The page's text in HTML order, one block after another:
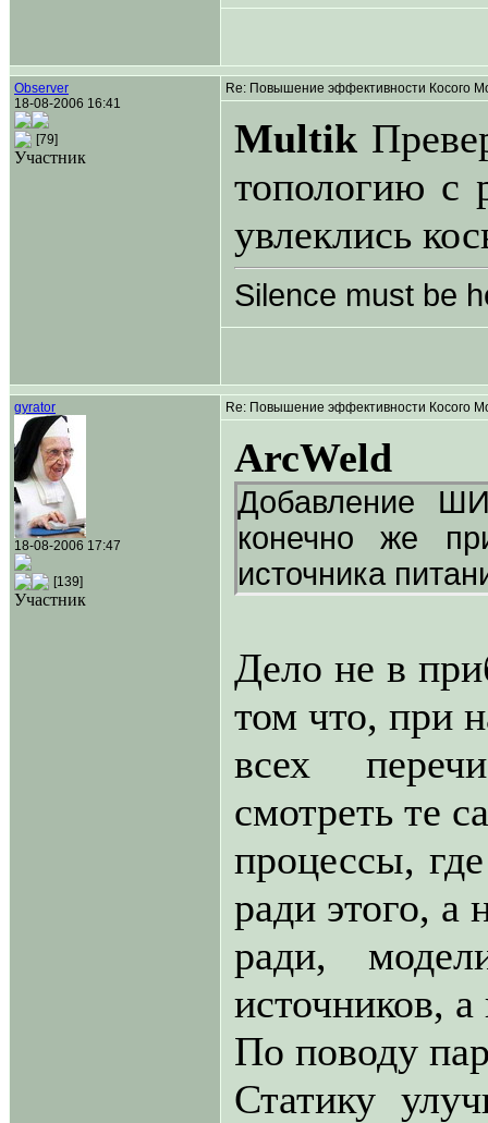
Observer
18-08-2006 16:41
[79]
Участник
Re: Повышение эффективности Косого
Multik
топологию с
увлеклись
Silence must be
gyrator
18-08-2006 17:47
[139]
Участник
Re: Повышение эффективности Косого
ArcWeld
Добавление
конечно же
источника
Дело не в
том что, при
всех
смотреть те
процессы,
ради этого, а
ради,
источников,
По поводу
Статику